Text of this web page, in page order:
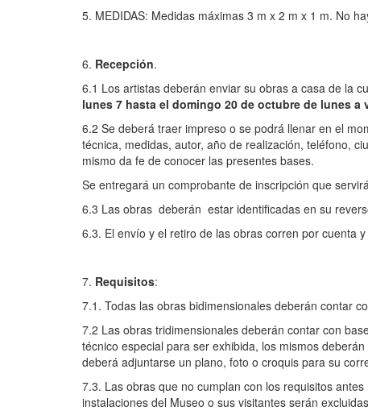
5. MEDIDAS: Medidas máximas 3 m x 2 m x 1 m. No
6. Recepción.
6.1 Los artistas deberán enviar su obras a casa de la
lunes 7 hasta el domingo 20 de octubre de lunes a
6.2 Se deberá traer impreso o se podrá llenar en el
técnica, medidas, autor, año de realización, teléfono,
mismo da fe de conocer las presentes bases.
Se entregará un comprobante de inscripción que
6.3 Las obras deberán estar identificadas en su
6.3. El envío y el retiro de las obras corren por cuenta
7. Requisitos:
7.1. Todas las obras bidimensionales deberán contar
7.2 Las obras tridimensionales deberán contar con
técnico especial para ser exhibida, los mismos
deberá adjuntarse un plano, foto o croquis para su
7.3. Las obras que no cumplan con los requisitos
instalaciones del Museo o sus visitantes serán